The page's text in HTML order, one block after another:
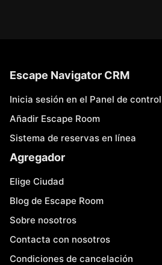
Escape Navigator CRM
Inicia sesión en el Panel de control
Añadir Escape Room
Sistema de reservas en línea
Agregador
Elige Ciudad
Blog de Escape Room
Sobre nosotros
Contacta con nosotros
Condiciones de cancelación